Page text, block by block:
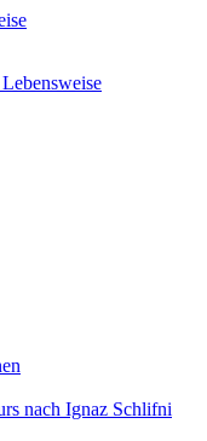
nach Ignaz Schlifni